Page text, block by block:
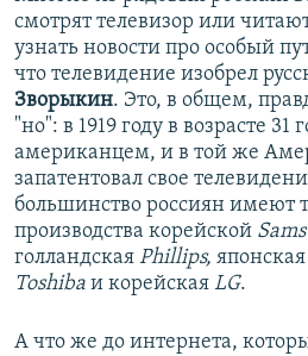
смотрят телевизор или
узнать новости про особый
что телевидение изобрел
Зворыкин. Это, в общем,
"но": в 1919 году в возрасте 31
американцем, и в той же
запатентовал свое
большинство россиян имеют
производства корейской
голландская Phillips, японская
Toshiba и корейская LG.
А что же до интернета,